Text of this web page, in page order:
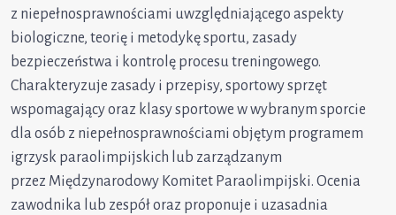
z niepełnosprawnościami uwzględniającego aspekty
biologiczne, teorię i metodykę sportu, zasady
bezpieczeństwa i kontrolę procesu treningowego.
Charakteryzuje zasady i przepisy, sportowy sprzęt
wspomagający oraz klasy sportowe w wybranym sporcie
dla osób z niepełnosprawnościami objętym programem
igrzysk paraolimpijskich lub zarządzanym
przez Międzynarodowy Komitet Paraolimpijski. Ocenia
zawodnika lub zespół oraz proponuje i uzasadnia